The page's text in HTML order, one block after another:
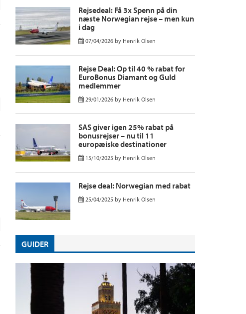
Rejsedeal: Få 3x Spenn på din
næste Norwegian rejse – men kun
i dag
07/04/2026 by Henrik Olsen
Rejse Deal: Op til 40 % rabat for
EuroBonus Diamant og Guld
medlemmer
29/01/2026 by Henrik Olsen
SAS giver igen 25% rabat på
bonusrejser – nu til 11
europæiske destinationer
15/10/2025 by Henrik Olsen
Rejse deal: Norwegian med rabat
25/04/2025 by Henrik Olsen
GUIDER